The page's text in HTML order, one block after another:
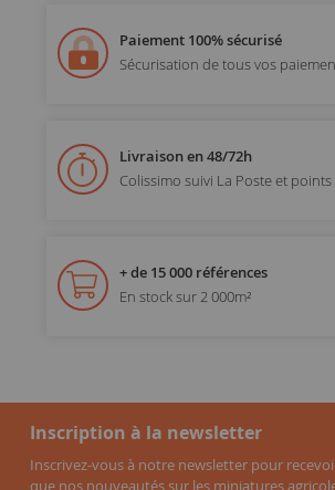
Paiement 100% sécurisé
Sécurisation de tous vos
Livraison en 48/72h
Colissimo suivi La Poste et
+ de 15 000 références
En stock sur 2 000m²
Inscription à la newsletter
Inscrivez-vous à notre newsletter pour
que nos nouveautés sur les miniatures